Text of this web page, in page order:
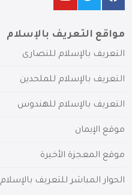
مواقع التعريف بالإسلام
التعريف بالإسلام للنصارى
التعريف بالإسلام للملحدين
التعريف بالإسلام للهندوس
موقع الإيمان
موقع المعجزة الأخيرة
الحوار المباشر للتعريف بالإسلام